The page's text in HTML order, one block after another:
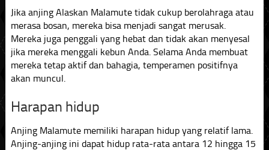
Jika anjing Alaskan Malamute tidak cukup berolahraga atau
merasa bosan, mereka bisa menjadi sangat merusak.
Mereka juga penggali yang hebat dan tidak akan menyesal
jika mereka menggali kebun Anda. Selama Anda membuat
mereka tetap aktif dan bahagia, temperamen positifnya
akan muncul.
Harapan hidup
Anjing Malamute memiliki harapan hidup yang relatif lama.
Anjing-anjing ini dapat hidup rata-rata antara 12 hingga 15